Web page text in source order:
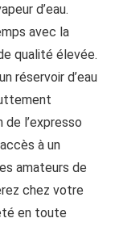
d’eau.
avec la
qualité élevée.
réservoir d’eau
de l’expresso
à un
amateurs de
chez votre
en toute